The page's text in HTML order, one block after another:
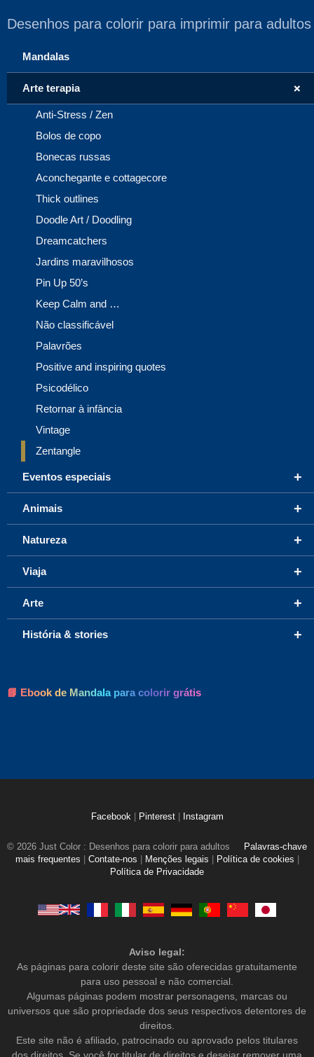
Desenhos para colorir para imprimir para adultos
Mandalas
+
Arte terapia
Anti-Stress / Zen
Bolos de copo
Bonecas russas
Aconchegante e cottagecore
Thick outlines
Doodle Art / Doodling
Dreamcatchers
Jardins maravilhosos
Pin Up 50’s
Keep Calm and …
Não classificável
Palavrões
Positive and inspiring quotes
Psicodélico
Retornar à infância
Vintage
Zentangle
+
Eventos especiais
+
Animais
+
Natureza
+
Viaja
+
Arte
+
História & stories
📘 Ebook de Mandala para colorir grátis
Facebook Pinterest Instagram
© 2026 Just Color : Desenhos para colorir para adultos
Palavras-chave
mais frequentes
Contate-nos Menções legais Política de cookies
Política de Privacidade
Aviso legal:
As páginas para colorir deste site são oferecidas gratuitamente
para uso pessoal e não comercial.
Algumas páginas podem mostrar personagens, marcas ou
universos que são propriedade dos seus respectivos detentores de
direitos.
Este site não é afiliado, patrocinado ou aprovado pelos titulares
dos direitos. Se você for titular de direitos e desejar remover uma